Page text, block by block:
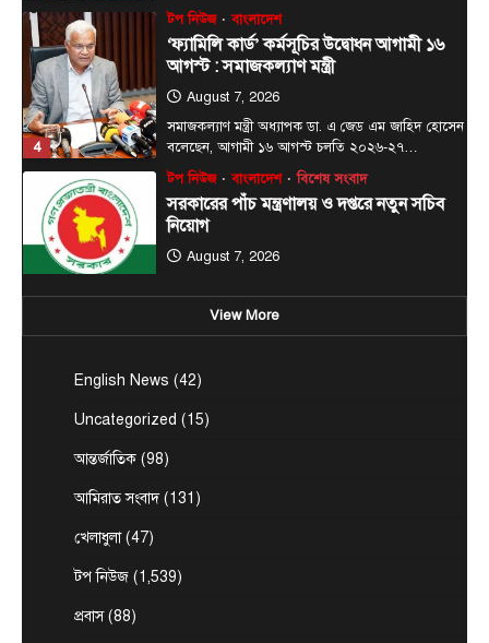
4
টপ নিউজ বাংলাদেশ
‘ফ্যামিলি কার্ড’ কর্মসূচির উদ্বোধন আগামী ১৬
আগস্ট : সমাজকল্যাণ মন্ত্রী
August 7, 2026
সমাজকল্যাণ মন্ত্রী অধ্যাপক ডা. এ জেড এম জাহিদ হোসেন
বলেছেন, আগামী ১৬ আগস্ট চলতি ২০২৬-২৭…
5
টপ নিউজ বাংলাদেশ বিশেষ সংবাদ
সরকারের পাঁচ মন্ত্রণালয় ও দপ্তরে নতুন সচিব
নিয়োগ
August 7, 2026
দিয়েছে সরকার। আজ (বৃহস্পতিবার) এ সংক্রান্ত…
প্রধানমন্ত্রী
প্রতিষ্ঠাবার্ষিকী উপলক্ষে চিকিৎসক সমাবেশের উদ্বোধন
টপ নিউজ
View More
English News (42)
Uncategorized (15)
আন্তর্জাতিক (98)
আমিরাত সংবাদ(131)
খেলাধুলা(47)
টপ নিউজ (1,539)
প্রবাস(88)